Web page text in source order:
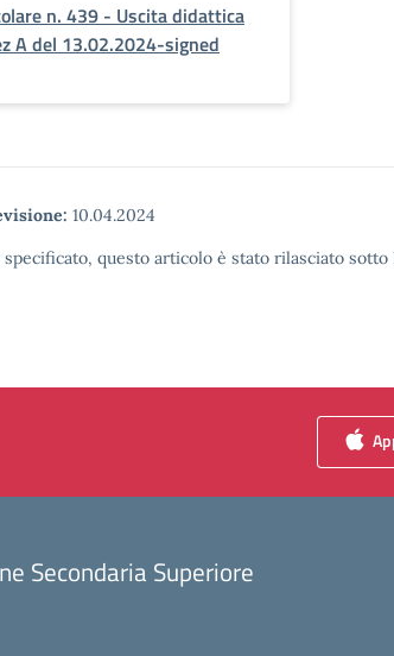
n. 439 - Uscita didattica
A del 13.02.2024-signed
10.04.2024
questo articolo è stato rilasciato
Secondaria Superiore